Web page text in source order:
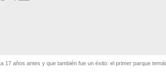
y que también fue un éxito: el primer parque temático catastrófico creado por